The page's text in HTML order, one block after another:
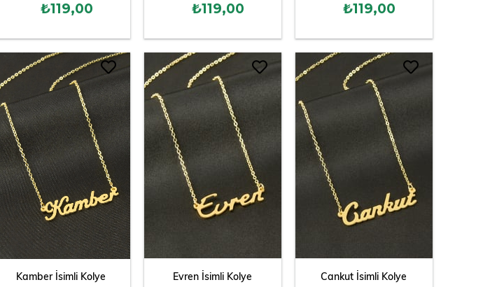
₺119,00 ₺119,00 ₺119,00
Kamber İsimli Kolye Evren İsimli Kolye Cankut İsimli Kolye